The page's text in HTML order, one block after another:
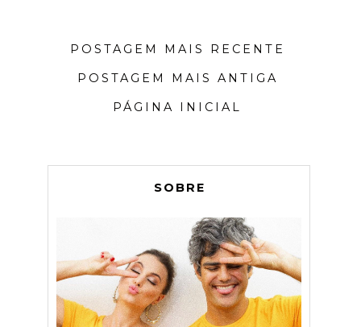
POSTAGEM MAIS RECENTE
POSTAGEM MAIS ANTIGA
PÁGINA INICIAL
SOBRE